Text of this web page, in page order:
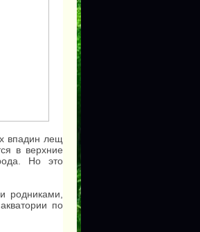
впадин лещ
в верхние
Но это
родниками,
по